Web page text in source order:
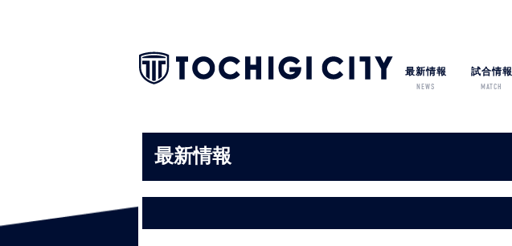
最新情報
NEWS
試合情報
MATCH
最新情報